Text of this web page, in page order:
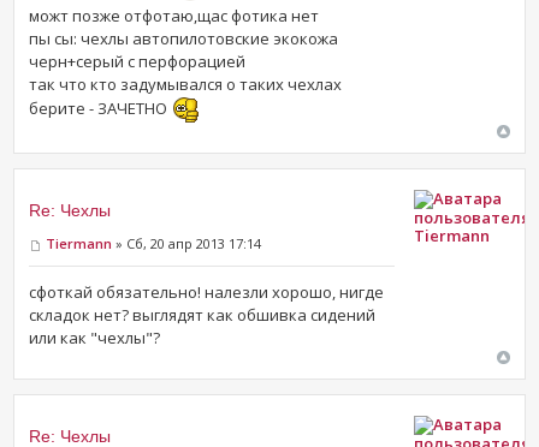
можт позже отфотаю,щас фотика нет
пы сы: чехлы автопилотовские экокожа
черн+серый с перфорацией
так что кто задумывался о таких чехлах
берите - ЗАЧЕТНО
Re: Чехлы
Tiermann » Сб, 20 апр 2013 17:14
сфоткай обязательно! налезли хорошо, нигде
складок нет? выглядят как обшивка сидений
или как "чехлы"?
Tiermann
Re: Чехлы